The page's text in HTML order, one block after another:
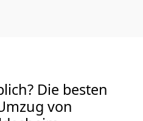
Die besten
von